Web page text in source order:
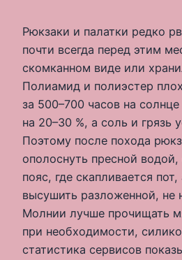
Рюкзаки и палатки редко
почти всегда перед этим
скомканном виде или
Полиамид и полиэстер
за 500–700 часов на
на 20–30 %, а соль и грязь
Поэтому после похода
ополоснуть пресной
пояс, где скапливается пот,
высушить разложенной, не
Молнии лучше прочищать
при необходимости,
статистика сервисов